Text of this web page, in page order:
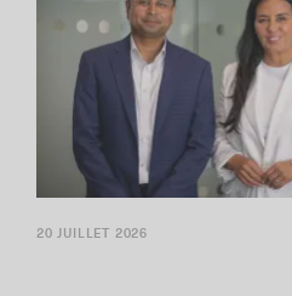
20 JUILLET 2026